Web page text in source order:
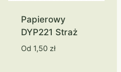
Papierowy
DYP221 Straż
Od 1,50 zł